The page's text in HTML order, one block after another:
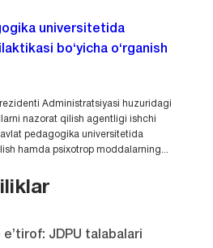
universitetida
bo‘yicha o‘rganish
Administratsiyasi huzuridagi
nazorat qilish agentligi ishchi
pedagogika universitetida
hamda psixotrop moddalarning...
JDPU talabalari